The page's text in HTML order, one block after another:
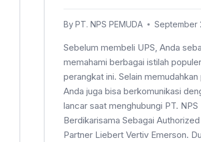
ByPT. NPS PEMUDA September
Sebelum membeli UPS, Anda
memahami berbagai istilah
perangkat ini. Selain memudahkan
Anda juga bisa berkomunikasi
lancar saat menghubungi PT. NPS
Berdikarisama Sebagai
Partner Liebert Vertiv Emerson.